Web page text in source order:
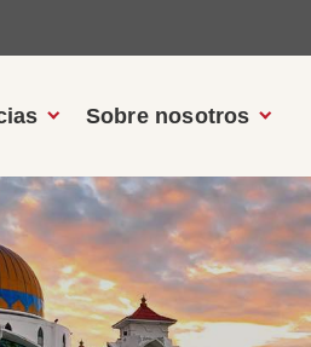
Sobre nosotros